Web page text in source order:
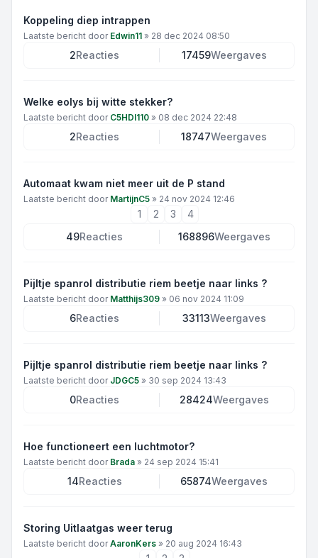
Koppeling diep intrappen
Laatste bericht door Edwin11 » 28 dec 2024 08:50
2Reacties 17459Weergaves
Welke eolys bij witte stekker?
Laatste bericht door C5HDI110 » 08 dec 2024 22:48
2Reacties 18747Weergaves
Automaat kwam niet meer uit de P stand
Laatste bericht door MartijnC5 » 24 nov 2024 12:46
1 2 3
4
49Reacties 168896Weergaves
Pijltje spanrol distributie riem beetje naar links ?
Laatste bericht door Matthijs309 » 06 nov 2024 11:09
6Reacties 33113Weergaves
Pijltje spanrol distributie riem beetje naar links ?
Laatste bericht door JDGC5 » 30 sep 2024 13:43
0Reacties 28424Weergaves
Hoe functioneert een luchtmotor?
Laatste bericht door Brada » 24 sep 2024 15:41
14Reacties 65874Weergaves
Storing Uitlaatgas weer terug
Laatste bericht doorAaronKers » 20 aug 2024 16:43